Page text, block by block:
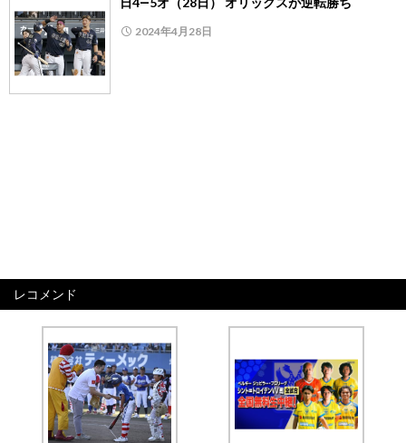
2024年4月28日
レコメンド